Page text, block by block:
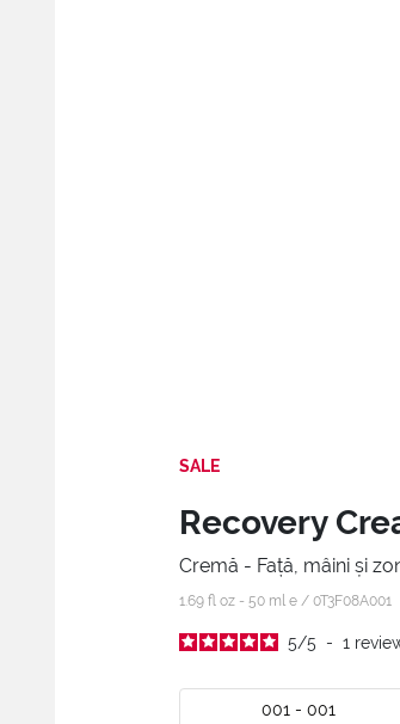
SALE
Recovery
Cremă - Față, mâini și
1.69 fl oz - 50 ml e / 0T3F08A001
5/5 - 1
001 - 001